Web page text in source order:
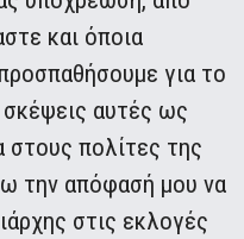
και όποια
για το
αυτές ως
στους πολίτες της
την απόφασή μου να
στις εκλογές